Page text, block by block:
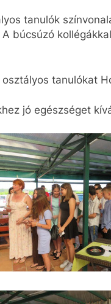
tanulók
búcsúzó
tanulókat
jó egészséget